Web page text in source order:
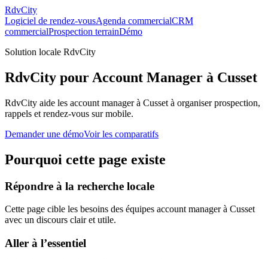
RdvCity
Logiciel de rendez-vousAgenda commercialCRM
commercialProspection terrainDémo
Solution locale RdvCity
RdvCity pour Account Manager à Cusset
RdvCity aide les account manager à Cusset à organiser prospection,
rappels et rendez-vous sur mobile.
Demander une démoVoir les comparatifs
Pourquoi cette page existe
Répondre à la recherche locale
Cette page cible les besoins des équipes account manager à Cusset
avec un discours clair et utile.
Aller à l’essentiel